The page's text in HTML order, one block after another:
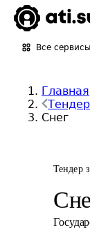
Все сервисы
Главная
Снег
Тендер